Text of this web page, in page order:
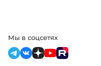
Мы в соцсетях